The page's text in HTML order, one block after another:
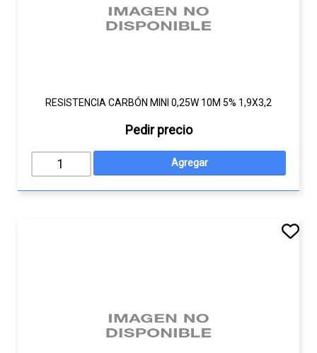
RESISTENCIA CARBÓN MINI 0,25W 10M 5% 1,9X3,2
Pedir precio